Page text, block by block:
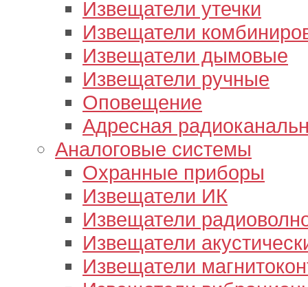
Извещатели утечки
Извещатели
Извещатели дымовые
Извещатели ручные
Оповещение
Адресная
Аналоговые системы
Охранные приборы
Извещатели ИК
Извещатели
Извещатели
Извещатели